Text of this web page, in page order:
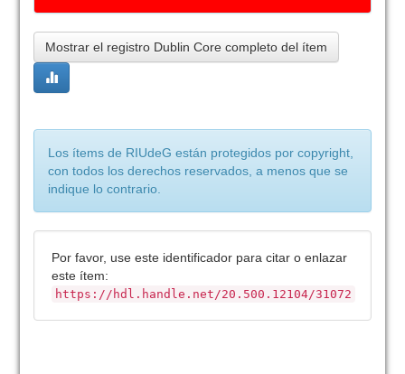
Mostrar el registro Dublin Core completo del ítem
Los ítems de RIUdeG están protegidos por copyright,
con todos los derechos reservados, a menos que se
indique lo contrario.
Por favor, use este identificador para citar o enlazar
este ítem:
https://hdl.handle.net/20.500.12104/31072